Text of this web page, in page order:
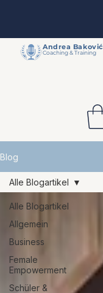
Andrea Baković
Coaching & Training
Blog
Alle Blogartikel
Allgemein
Business
Female
Empowerment
Schüler &
Alle Blogartikel